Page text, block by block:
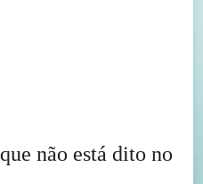
não está dito no